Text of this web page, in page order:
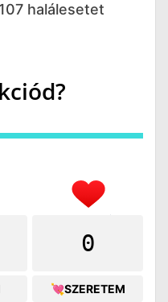
halálesetet
0
💘SZERETEM